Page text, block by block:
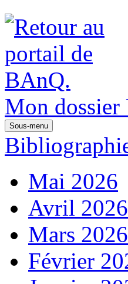
Mon dossier
Sous-menu
Mai 2026
Avril 2026
Mars 2026
Février